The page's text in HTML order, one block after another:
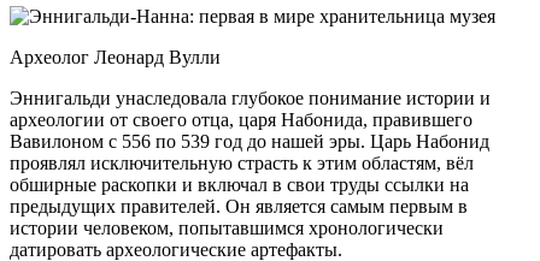
Археолог Леонард Вулли
Эннигальди унаследовала глубокое понимание истории и
археологии от своего отца, царя Набонида, правившего
Вавилоном с 556 по 539 год до нашей эры. Царь Набонид
проявлял исключительную страсть к этим областям, вёл
обширные раскопки и включал в свои труды ссылки на
предыдущих правителей. Он является самым первым в
истории человеком, попытавшимся хронологически
датировать археологические артефакты.